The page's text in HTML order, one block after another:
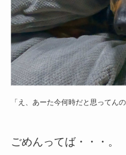
「え、あーた今何時だと思ってんの
ごめんってば・・・。